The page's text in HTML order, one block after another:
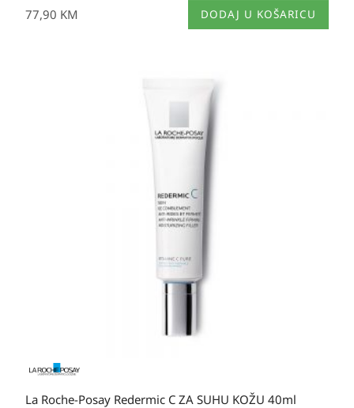
77,90 KM DODAJ U KOŠARICU
La Roche-Posay Redermic C ZA SUHU KOŽU 40ml